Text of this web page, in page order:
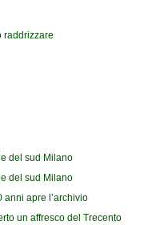
raddrizzare
del sud Milano
del sud Milano
anni apre l’archivio
un affresco del Trecento